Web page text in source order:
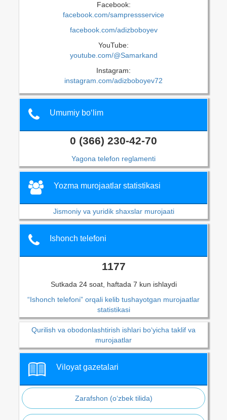
Facebook:
facebook.com/sampressservice
facebook.com/adizboboyev
YouTube:
youtube.com/@Samarkand
Instagram:
instagram.com/adizboboyev72
Umumiy bo‘lim
0 (366) 230-42-70
Yagona telefon reglamenti
Yozma murojaatlar statistikasi
Jismoniy va yuridik shaxslar murojaati
Ishonch telefoni
1177
Sutkada 24 soat, haftada 7 kun ishlaydi
“Ishonch telefoni” orqali kelib tushayotgan murojaatlar
statistikasi
Qurilish va obodonlashtirish ishlari bo‘yicha taklif va
murojaatlar
Viloyat gazetalari
Zarafshon (o‘zbek tilida)